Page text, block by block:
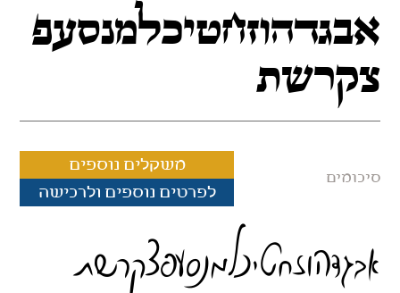
אבגדהוזחטיכלמנסעפ
צקרשת
סיכומים
משקלים נוספים
לפרטים נוספים ולרכישה
אבגדהוזחטיכלמנסעפצקרשת